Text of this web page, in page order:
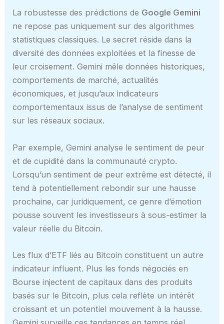
La robustesse des prédictions de Google Gemini
ne repose pas uniquement sur des algorithmes
statistiques classiques. Le secret réside dans la
diversité des données exploitées et la finesse de
leur croisement. Gemini mêle données historiques,
comportements de marché, actualités
économiques, et jusqu’aux indicateurs
comportementaux issus de l’analyse de sentiment
sur les réseaux sociaux.
Par exemple, Gemini analyse le sentiment de peur
et de cupidité dans la communauté crypto.
Lorsqu’un sentiment de peur extrême est détecté, il
tend à potentiellement rebondir sur une hausse
prochaine, car juridiquement, ce genre d’émotion
pousse souvent les investisseurs à sous-estimer la
valeur réelle du Bitcoin.
Les flux d’ETF liés au Bitcoin constituent un autre
indicateur influent. Plus les fonds négociés en
Bourse injectent de capitaux dans des produits
basés sur le Bitcoin, plus cela reflète un intérêt
croissant et un potentiel mouvement à la hausse.